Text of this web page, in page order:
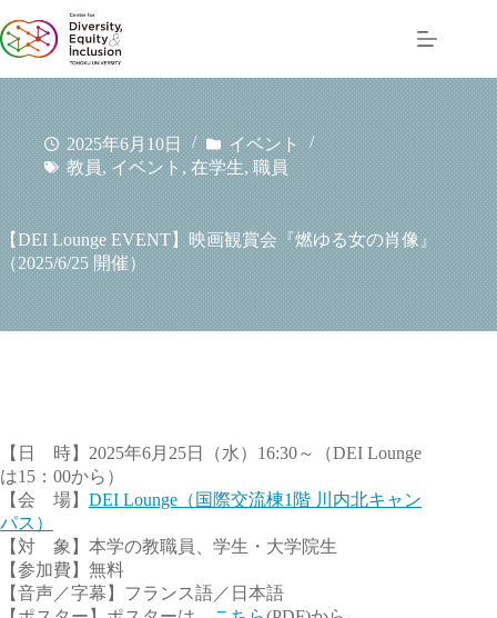
ン
テ
ン
ツ
へ
ス
キ
ッ
プ
2025年6月10日
イベント
教員,イベント,在学生,職員
【DEI Lounge EVENT】映画観賞会『燃ゆる女の肖像』
（2025/6/25 開催）
【日 時】2025年6月25日（水）16:30～（DEI Lounge
は15：00から）
【会 場】 DEI Lounge（国際交流棟1階 川内北キャン
パス）
【対 象】本学の教職員、学生・大学院生
【参加費】無料
【音声／字幕】フランス語／日本語